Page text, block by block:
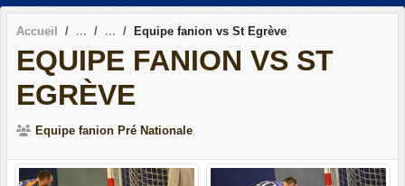
Accueil Equipe fanion vs St Egrève
EQUIPE FANION VS ST
EGRÈVE
Equipe fanion Pré Nationale